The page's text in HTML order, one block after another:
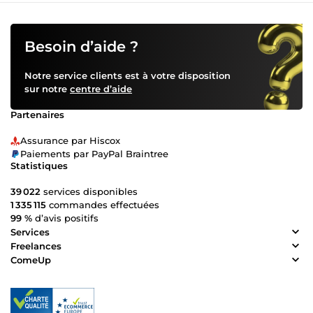
Besoin d’aide ?
Notre service clients est à votre disposition
sur notre centre d’aide
Partenaires
Assurance par Hiscox
Paiements par PayPal Braintree
Statistiques
39 022 services disponibles
1 335 115 commandes effectuées
99 % d’avis positifs
Services
Freelances
ComeUp